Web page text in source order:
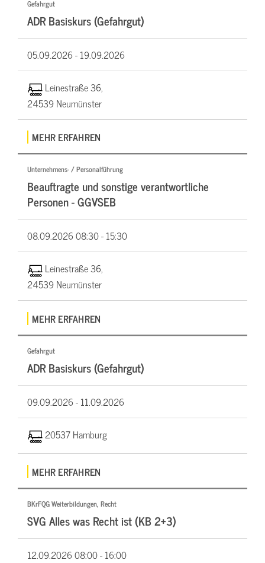
Gefahrgut
ADR Basiskurs (Gefahrgut)
05.09.2026 -19.09.2026
Leinestraße 36,
24539 Neumünster
MEHR ERFAHREN
Unternehmens- / Personalführung
Beauftragte und sonstige verantwortliche
Personen - GGVSEB
08.09.202608:30 - 15:30
Leinestraße 36,
24539 Neumünster
MEHR ERFAHREN
Gefahrgut
ADR Basiskurs (Gefahrgut)
09.09.2026 -11.09.2026
20537 Hamburg
MEHR ERFAHREN
BKrFQG Weiterbildungen, Recht
SVG Alles was Recht ist (KB 2+3)
12.09.202608:00 - 16:00